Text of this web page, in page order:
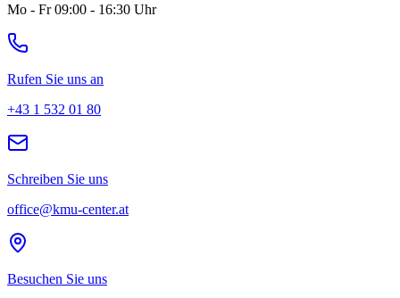
Mo - Fr 09:00 - 16:30 Uhr
Rufen Sie uns an
+43 1 532 01 80
Schreiben Sie uns
office@kmu-center.at
Besuchen Sie uns